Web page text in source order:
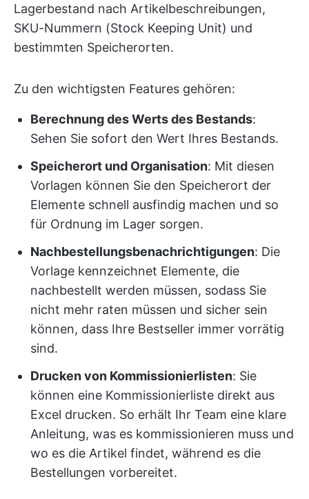
Lagerbestand nach Artikelbeschreibungen,
SKU-Nummern (Stock Keeping Unit) und
bestimmten Speicherorten.
Zu den wichtigsten Features gehören:
Berechnung des Werts des Bestands:
Sehen Sie sofort den Wert Ihres Bestands.
Speicherort und Organisation: Mit diesen
Vorlagen können Sie den Speicherort der
Elemente schnell ausfindig machen und so
für Ordnung im Lager sorgen.
Nachbestellungsbenachrichtigungen: Die
Vorlage kennzeichnet Elemente, die
nachbestellt werden müssen, sodass Sie
nicht mehr raten müssen und sicher sein
können, dass Ihre Bestseller immer vorrätig
sind.
Drucken von Kommissionierlisten: Sie
können eine Kommissionierliste direkt aus
Excel drucken. So erhält Ihr Team eine klare
Anleitung, was es kommissionieren muss und
wo es die Artikel findet, während es die
Bestellungen vorbereitet.